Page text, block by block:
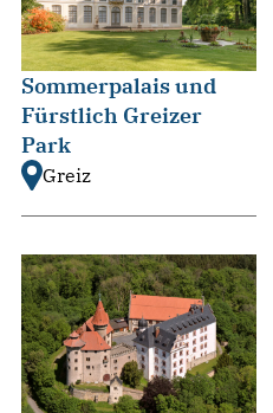
Sommerpalais und
Fürstlich Greizer
Park
Greiz